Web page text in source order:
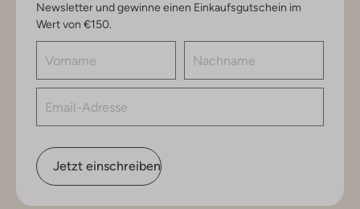
Newsletter und gewinne einen Einkaufsgutschein im
Wert von €150.
Jetzt einschreiben